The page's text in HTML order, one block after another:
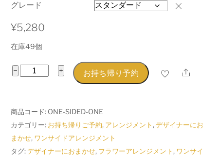
グレード
¥5,280
在庫49個
−
せ
ワ
ン
サ
+ お持ち帰り予約 Share
商品コード: ONE-SIDED-ONE
カテゴリー: お持ち帰りご予約, アレンジメント,デザイナーにお
まかせ, ワンサイドアレンジメント
タグ:デザイナーにおまかせ, フラワーアレンジメント, ワンサイ